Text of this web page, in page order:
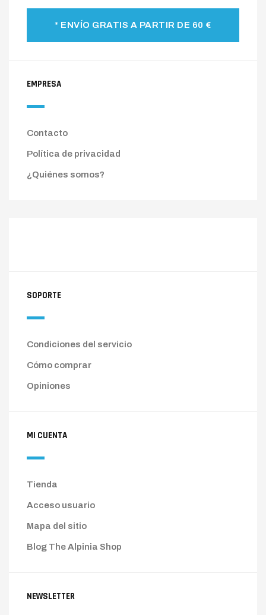
* ENVÍO GRATIS A PARTIR DE 60 €
EMPRESA
Contacto
Política de privacidad
¿Quiénes somos?
SOPORTE
Condiciones del servicio
Cómo comprar
Opiniones
MI CUENTA
Tienda
Acceso usuario
Mapa del sitio
Blog The Alpinia Shop
NEWSLETTER